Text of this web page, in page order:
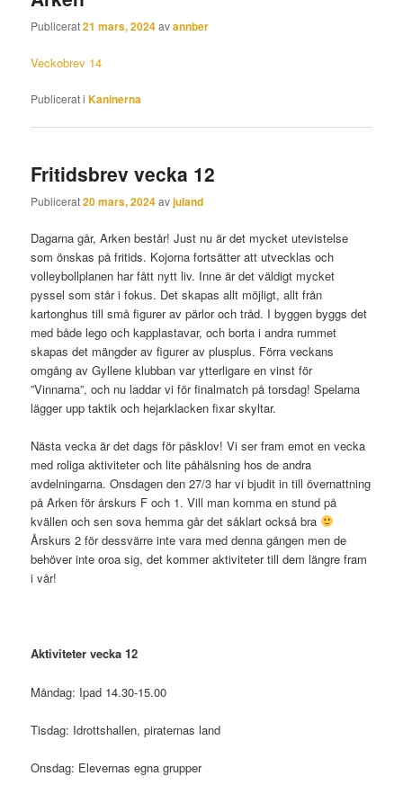
Publicerat21 mars, 2024avannber
Veckobrev 14
Publicerat i Kaninerna
Fritidsbrev vecka 12
Publicerat20 mars, 2024avjuland
Dagarna går, Arken består! Just nu är det mycket utevistelse
som önskas på fritids. Kojorna fortsätter att utvecklas och
volleybollplanen har fått nytt liv. Inne är det väldigt mycket
pyssel som står i fokus. Det skapas allt möjligt, allt från
kartonghus till små figurer av pärlor och tråd. I byggen byggs det
med både lego och kapplastavar, och borta i andra rummet
skapas det mängder av figurer av plusplus. Förra veckans
omgång av Gyllene klubban var ytterligare en vinst för
”Vinnarna”, och nu laddar vi för finalmatch på torsdag! Spelarna
lägger upp taktik och hejarklacken fixar skyltar.
Nästa vecka är det dags för påsklov! Vi ser fram emot en vecka
med roliga aktiviteter och lite påhälsning hos de andra
avdelningarna. Onsdagen den 27/3 har vi bjudit in till övernattning
på Arken för årskurs F och 1. Vill man komma en stund på
kvällen och sen sova hemma går det såklart också bra
Årskurs 2 för dessvärre inte vara med denna gången men de
behöver inte oroa sig, det kommer aktiviteter till dem längre fram
i vår!
Aktiviteter vecka 12
Måndag: Ipad 14.30-15.00
Tisdag: Idrottshallen, piraternas land
Onsdag: Elevernas egna grupper